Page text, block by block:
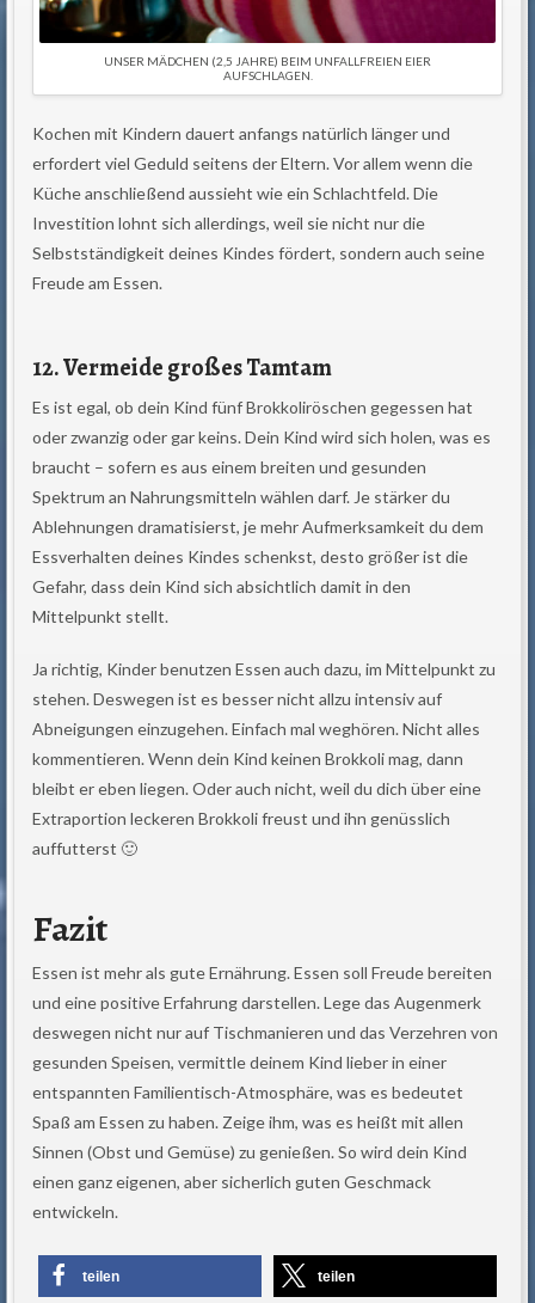
UNSER MÄDCHEN (2,5 JAHRE) BEIM UNFALLFREIEN EIER
AUFSCHLAGEN.
Kochen mit Kindern dauert anfangs natürlich länger und
erfordert viel Geduld seitens der Eltern. Vor allem wenn die
Küche anschließend aussieht wie ein Schlachtfeld. Die
Investition lohnt sich allerdings, weil sie nicht nur die
Selbstständigkeit deines Kindes fördert, sondern auch seine
Freude am Essen.
12. Vermeide großes Tamtam
Es ist egal, ob dein Kind fünf Brokkoliröschen gegessen hat
oder zwanzig oder gar keins. Dein Kind wird sich holen, was es
braucht – sofern es aus einem breiten und gesunden
Spektrum an Nahrungsmitteln wählen darf. Je stärker du
Ablehnungen dramatisierst, je mehr Aufmerksamkeit du dem
Essverhalten deines Kindes schenkst, desto größer ist die
Gefahr, dass dein Kind sich absichtlich damit in den
Mittelpunkt stellt.
Ja richtig, Kinder benutzen Essen auch dazu, im Mittelpunkt zu
stehen. Deswegen ist es besser nicht allzu intensiv auf
Abneigungen einzugehen. Einfach mal weghören. Nicht alles
kommentieren. Wenn dein Kind keinen Brokkoli mag, dann
bleibt er eben liegen. Oder auch nicht, weil du dich über eine
Extraportion leckeren Brokkoli freust und ihn genüsslich
auffutterst 🙂
Fazit
Essen ist mehr als gute Ernährung. Essen soll Freude bereiten
und eine positive Erfahrung darstellen. Lege das Augenmerk
deswegen nicht nur auf Tischmanieren und das Verzehren von
gesunden Speisen, vermittle deinem Kind lieber in einer
entspannten Familientisch-Atmosphäre, was es bedeutet
Spaß am Essen zu haben. Zeige ihm, was es heißt mit allen
Sinnen (Obst und Gemüse) zu genießen. So wird dein Kind
einen ganz eigenen, aber sicherlich guten Geschmack
entwickeln.
teilen teilen